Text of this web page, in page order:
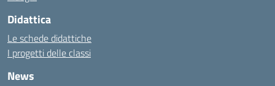
Didattica
Le schede didattiche
I progetti delle classi
News